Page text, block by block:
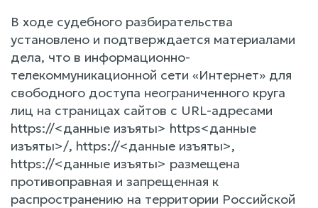
В ходе судебного разбирательства
установлено и подтверждается материалами
дела, что в информационно-
телекоммуникационной сети «Интернет» для
свободного доступа неограниченного круга
лиц на страницах сайтов с URL-адресами
https://<данные изъяты> https<данные
изъяты>/, https://<данные изъяты>,
https://<данные изъяты> размещена
противоправная и запрещенная к
распространению на территории Российской